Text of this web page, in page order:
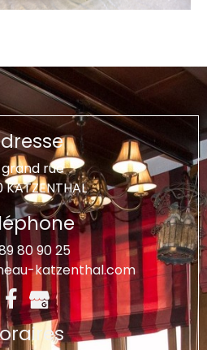
grand rue
80 90 25
katzenthal.com